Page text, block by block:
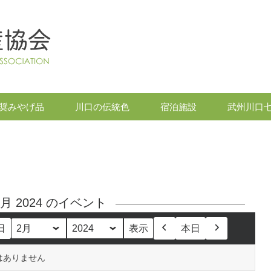
みやげ品 川口の伝統色 宿泊施設 武州川口
2024 のイベント
月
年
本日
ありません